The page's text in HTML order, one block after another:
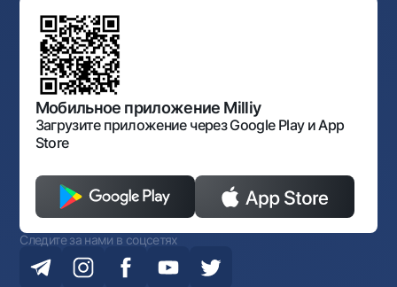
Фирменный стиль
Карта сайта
Согласие на обработку персональных данных
Галерея изобразительного искусства Узбекистана
Обсуждение проектов нормативно-правовых
документов
Нормативно-правовые документы
Порядок и режим работы НБУ
Открытые данные
Антимонопольный комплаенс
Мобильное приложение Milliy
Загрузите приложение через Google Play и App
Store
Следите за нами в соцсетях